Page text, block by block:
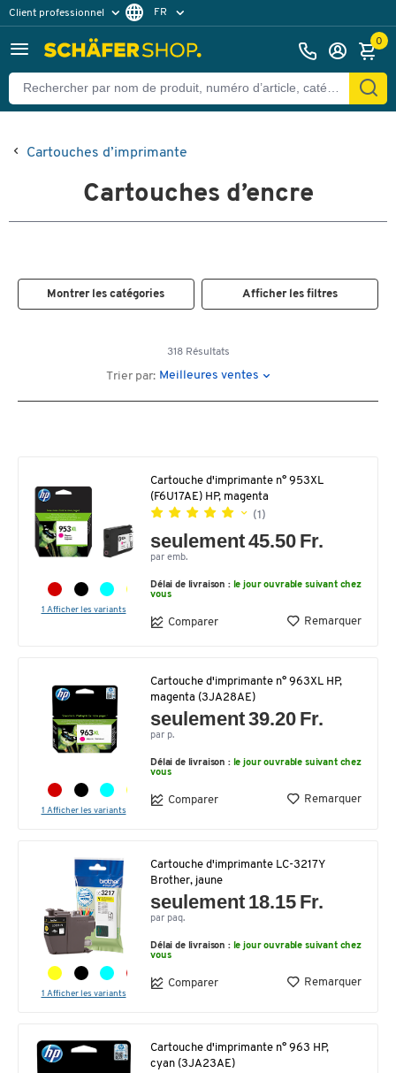
Client professionnel
Client particulier
FR
0
Cartouches d’imprimante
Cartouches d’encre
Montrer les catégories Afficher les filtres
318 Résultats
Trier par: Meilleures ventes
1 Afficher les variants
Cartouche d'imprimante n° 953XL
(F6U17AE) HP, magenta
(1)
seulement 45.50 Fr.
par emb.
Délai de livraison : le jour ouvrable suivant chez
vous
Comparer Remarquer
1 Afficher les variants
Cartouche d'imprimante n° 963XL HP,
magenta (3JA28AE)
seulement 39.20 Fr.
par p.
Délai de livraison : le jour ouvrable suivant chez
vous
Comparer Remarquer
1 Afficher les variants
Cartouche d'imprimante LC-3217Y
Brother, jaune
seulement 18.15 Fr.
par paq.
Délai de livraison : le jour ouvrable suivant chez
vous
Comparer Remarquer
Cartouche d'imprimante n° 963 HP,
cyan (3JA23AE)